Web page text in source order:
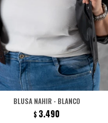
BLUSA NAHIR - BLANCO
$ 3.490